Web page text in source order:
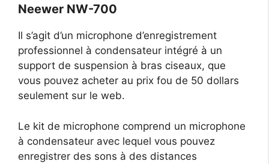
Neewer NW-700
Il s’agit d’un microphone d’enregistrement
professionnel à condensateur intégré à un
support de suspension à bras ciseaux, que
vous pouvez acheter au prix fou de 50 dollars
seulement sur le web.
Le kit de microphone comprend un microphone
à condensateur avec lequel vous pouvez
enregistrer des sons à des distances